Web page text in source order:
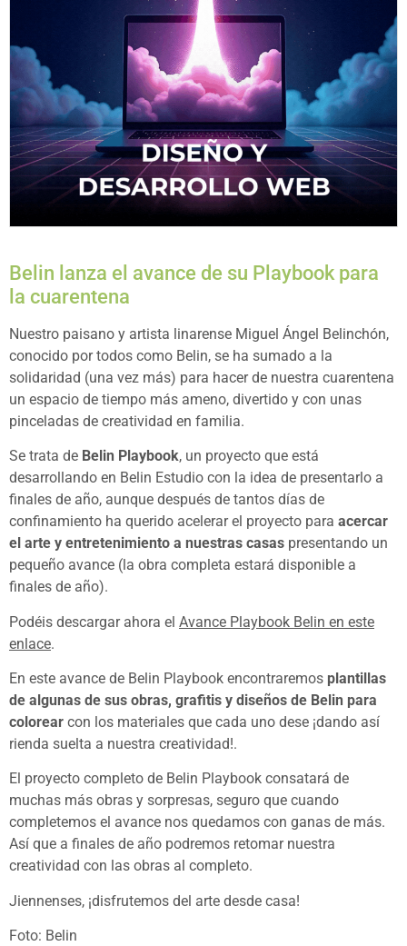
Belin lanza el avance de su Playbook para
la cuarentena
Nuestro paisano y artista linarense Miguel Ángel Belinchón,
conocido por todos como Belin, se ha sumado a la
solidaridad (una vez más) para hacer de nuestra cuarentena
un espacio de tiempo más ameno, divertido y con unas
pinceladas de creatividad en familia.
Se trata de Belin Playbook, un proyecto que está
desarrollando en Belin Estudio con la idea de presentarlo a
finales de año, aunque después de tantos días de
confinamiento ha querido acelerar el proyecto para acercar
el arte y entretenimiento a nuestras casas presentando un
pequeño avance (la obra completa estará disponible a
finales de año).
Podéis descargar ahora el Avance Playbook Belin en este
enlace.
En este avance de Belin Playbook encontraremos plantillas
de algunas de sus obras, grafitis y diseños de Belin para
colorear con los materiales que cada uno dese ¡dando así
rienda suelta a nuestra creatividad!.
El proyecto completo de Belin Playbook consatará de
muchas más obras y sorpresas, seguro que cuando
completemos el avance nos quedamos con ganas de más.
Así que a finales de año podremos retomar nuestra
creatividad con las obras al completo.
Jiennenses, ¡disfrutemos del arte desde casa!
Foto: Belin